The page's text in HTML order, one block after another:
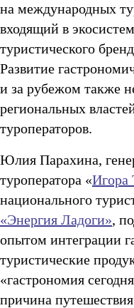
на международных
входящий в
туристического
Развитие
и за рубежом также
региональных
туроператоров.
Юлия Парахина,
туроператора «Игора
национального
«Энергия Ладоги»,
опытом интеграции
туристические
«гастрономия
причина